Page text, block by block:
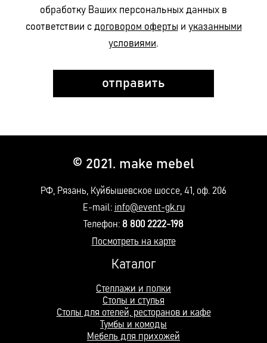
обработку Ваших персональных данных в
соответствии с договором оферты и указанными
условиями.
© 2021. make mebel
РФ, Рязань, Куйбышевское шоссе, 41, оф. 206
E-mail: info@event-gk.ru
Телефон: 8 800 2222-198
Посмотреть на карте
Каталог
Стеллажи и полки
Столы и стулья
Столы для отелей, ресторанов и кафе
Тумбы и комоды
Мебель для прихожей